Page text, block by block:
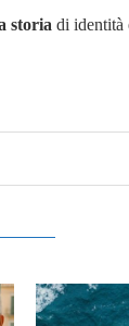
storia di identità